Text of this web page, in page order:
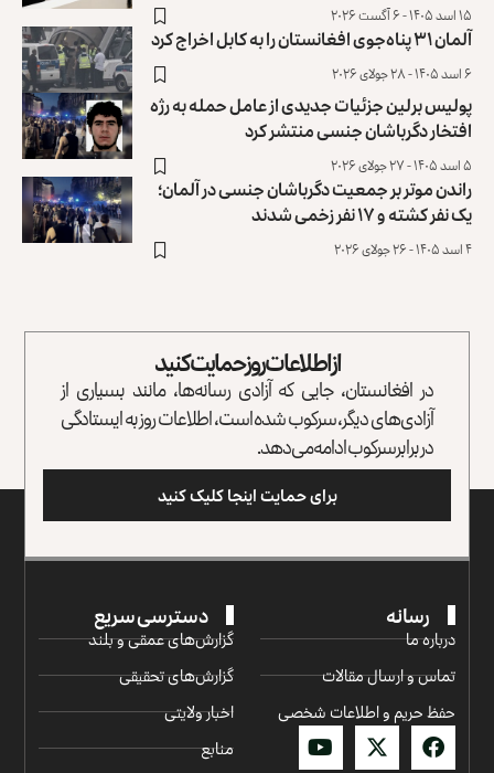
۱۵ اسد ۱۴۰۵ - ۶ آگست ۲۰۲۶
آلمان ۳۱ پناه‌جوی افغانستان را به کابل اخراج کرد
۶ اسد ۱۴۰۵ - ۲۸ جولای ۲۰۲۶
پولیس برلین جزئیات جدیدی از عامل حمله به رژه
افتخار دگرباشان جنسی منتشر کرد
۵ اسد ۱۴۰۵ - ۲۷ جولای ۲۰۲۶
راندن موتر بر جمعیت دگرباشان جنسی در آلمان؛
یک نفر کشته و ۱۷ نفر زخمی شدند
۴ اسد ۱۴۰۵ - ۲۶ جولای ۲۰۲۶
از اطلاعات روز حمایت کنید
در افغانستان، جایی که آزادی رسانه‌ها، مانند بسیاری از
آزادی‌های دیگر، سرکوب شده است، اطلاعات روز به ایستادگی
در برابر سرکوب ادامه می‌دهد.
برای حمایت اینجا کلیک کنید
رسانه
درباره ما
تماس و ارسال مقالات
حفظ حریم و اطلاعات شخصی
دسترسی سریع
گزارش‌‌های عمقی و بلند
گزارش‌های تحقیقی
اخبار ولایتی
منابع